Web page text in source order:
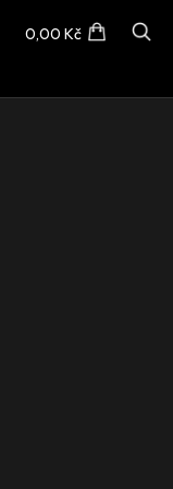
0,00 Kč